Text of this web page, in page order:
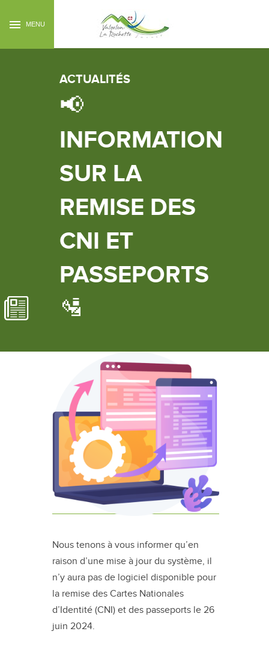
MENU
ACTUALITÉS
📢
INFORMATION
SUR LA
REMISE DES
CNI ET
PASSEPORTS
🛂
Nous tenons à vous informer qu’en
raison d’une mise à jour du système, il
n’y aura pas de logiciel disponible pour
la remise des Cartes Nationales
d’Identité (CNI) et des passeports le 26
juin 2024.